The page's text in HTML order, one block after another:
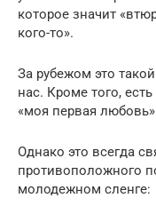
которое значит
кого-то».
За рубежом это
нас. Кроме того,
«моя первая
Однако это всегда
противоположного
молодежном сленге: